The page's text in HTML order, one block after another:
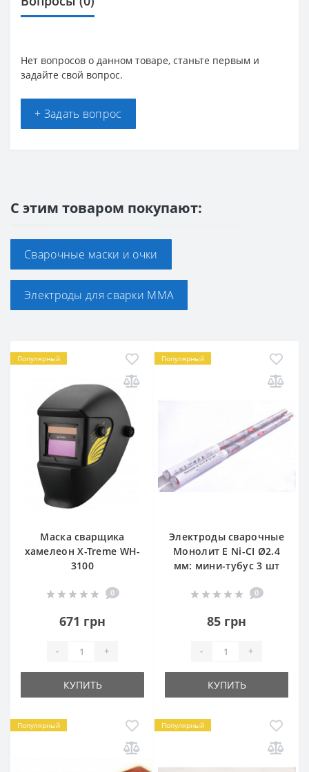
Нет вопросов о данном товаре, станьте первым и
задайте свой вопрос.
+ Задать вопрос
С этим товаром покупают:
Сварочные маски и очки
Электроды для сварки ММА
Популярный
Маска сварщика
хамелеон X-Treme WH-
3100
0
671 грн
- +
КУПИТЬ
Популярный
Электроды сварочные
Монолит E Ni-CI Ø2.4
мм: мини-тубус 3 шт
0
85 грн
- +
КУПИТЬ
Популярный Популярный